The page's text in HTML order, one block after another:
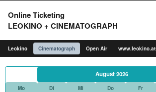
Online Ticketing
LEOKINO + CINEMATOGRAPH
Leokino Cinematograph Open Air www.leokino.at
August 2026
Mo Di Mi Do Fr